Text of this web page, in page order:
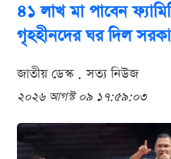
৪১ লাখ মা পাবেন
গৃহহীনদের ঘর দিল
জাতীয় ডেস্ক . সত্য নিউজ
২০২৬ আগস্ট ০৯ ১৭:৫৯:০৩